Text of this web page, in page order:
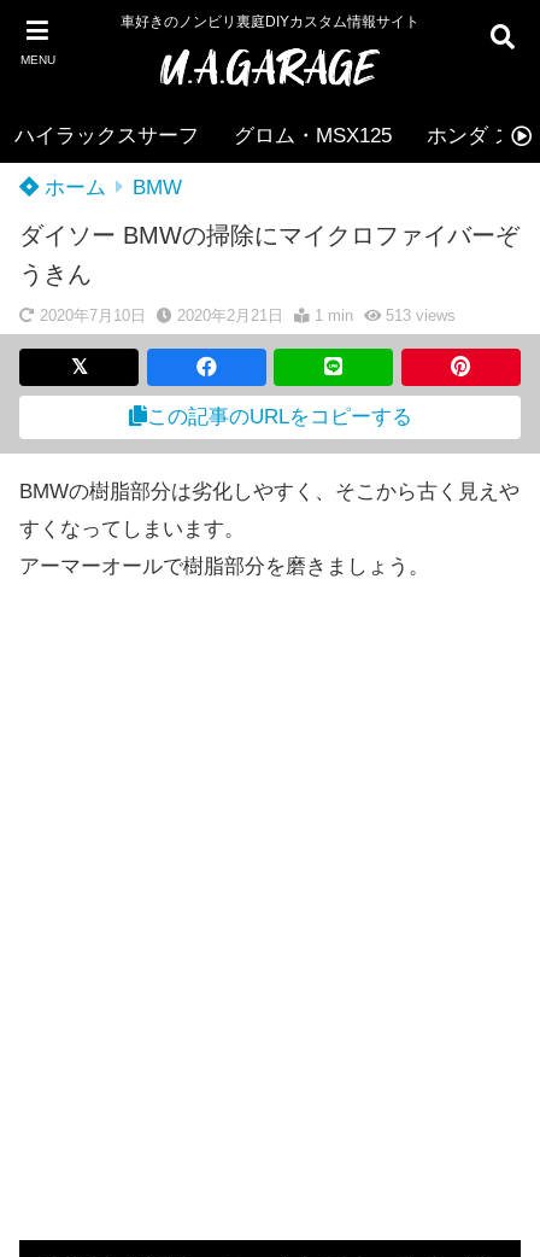
MENU
車好きのノンビリ裏庭DIYカスタム情報サイト
ハイラックスサーフ グロム・MSX125 ホンダ ズー
ホーム BMW
ダイソー BMWの掃除にマイクロファイバーぞ
うきん
2020年7月10日 2020年2月21日 1 min 513views
この記事のURLをコピーする
BMWの樹脂部分は劣化しやすく、そこから古く見えや
すくなってしまいます。
アーマーオールで樹脂部分を磨きましょう。